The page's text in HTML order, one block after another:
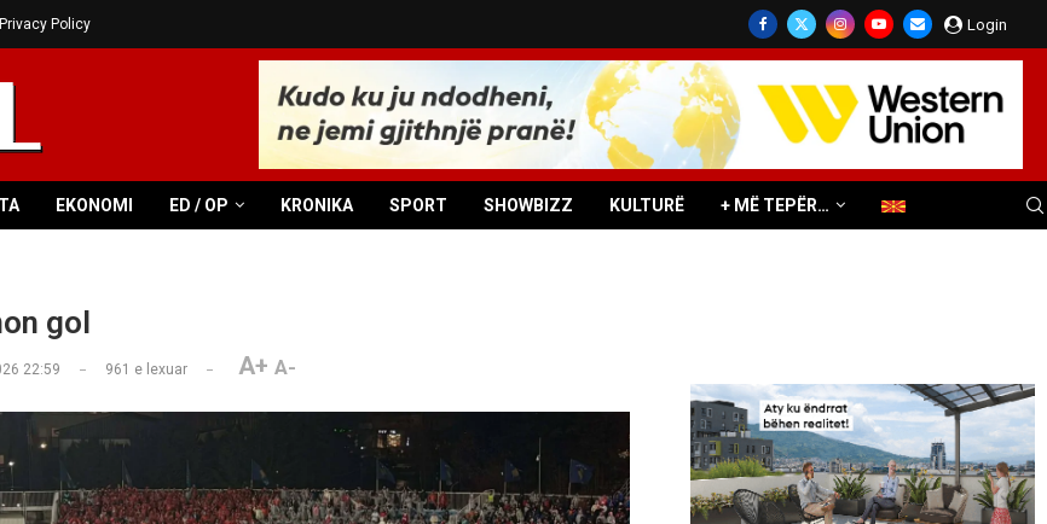
Privacy Policy Login
EKONOMI ED / OP KRONIKA SPORT SHOWBIZZ KULTURË + MË TEPËR…
gol
22:59 961 e lexuar A+ A-